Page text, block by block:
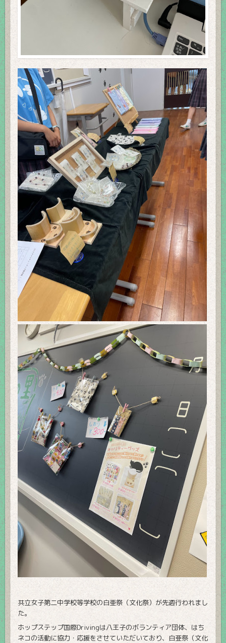
共立女子第二中学校等学校の白亜祭（文化祭）が先週行われまし
た。
ホップステップ国際Drivingは八王子のボランティア団体、はち
ネコの活動に協力・応援をさせていただいており、白亜祭（文化